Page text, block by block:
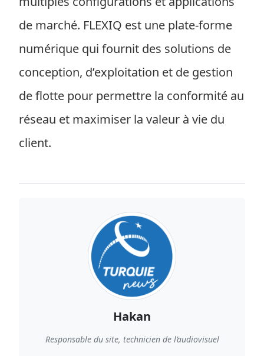
de marché. FLEXIQ est une plate-forme
numérique qui fournit des solutions de
conception, d’exploitation et de gestion
de flotte pour permettre la conformité au
réseau et maximiser la valeur à vie du
client.
Hakan
Responsable du site, technicien de l’audiovisuel